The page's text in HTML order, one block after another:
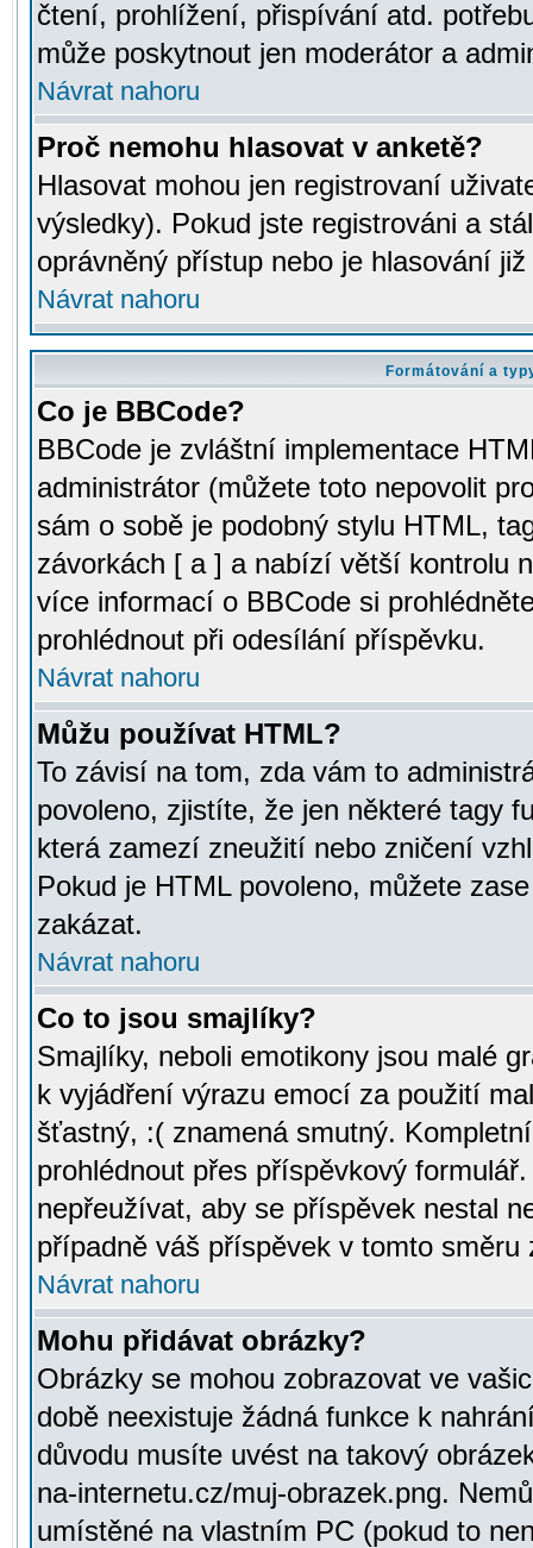
čtení, prohlížení, přispívání atd.
může poskytnout jen moderátor a
Návrat nahoru
Proč nemohu hlasovat v anketě?
Hlasovat mohou jen registrovaní
výsledky). Pokud jste registrováni a
oprávněný přístup nebo je hlasování
Návrat nahoru
Formátování a
Co je BBCode?
BBCode je zvláštní implementace
administrátor (můžete toto nepovolit
sám o sobě je podobný stylu HTML,
závorkách [ a ] a nabízí větší kontrolu
více informací o BBCode si
prohlédnout při odesílání příspěvku.
Návrat nahoru
Můžu používat HTML?
To závisí na tom, zda vám to
povoleno, zjistíte, že jen některé tagy
která zamezí zneužití nebo zničení
Pokud je HTML povoleno, můžete
zakázat.
Návrat nahoru
Co to jsou smajlíky?
Smajlíky, neboli emotikony jsou malé
k vyjádření výrazu emocí za použití
šťastný, :( znamená smutný.
prohlédnout přes příspěvkový
nepřeužívat, aby se příspěvek nestal
případně váš příspěvek v tomto směru
Návrat nahoru
Mohu přidávat obrázky?
Obrázky se mohou zobrazovat ve
době neexistuje žádná funkce k
důvodu musíte uvést na takový
na-internetu.cz/muj-obrazek.png.
umístěné na vlastním PC (pokud to